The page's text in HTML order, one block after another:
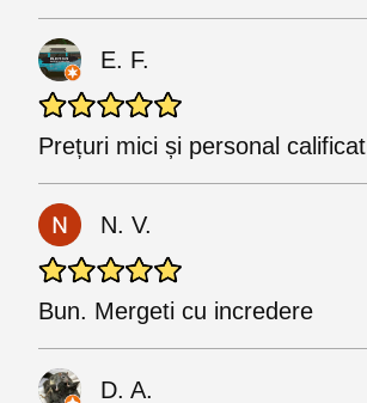
E. F.
Prețuri mici și personal calificat
N. V.
Bun. Mergeti cu incredere
D. A.